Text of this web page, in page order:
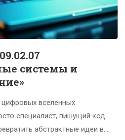
системы и
цифровых вселенных
специалист, пишущий код.
абстрактные идеи в